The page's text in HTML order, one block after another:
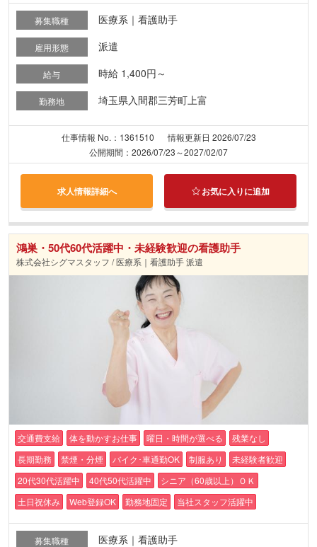
募集職種 医療系｜看護助手
雇用形態 派遣
給与 時給 1,400円～
勤務地 埼玉県入間郡三芳町上富
仕事情報 No.：1361510
情報更新日 2026/07/23
公開期間：2026/07/23～2027/02/07
求人情報詳細へ お気に入りに追加
鴻巣・50代60代活躍中・未経験歓迎の看護助手
株式会社シグマスタッフ / 医療系｜看護助手 派遣
交通費支給 体を動かすお仕事 曜日・時間が選べる
残業なし
長期勤務
禁煙・分煙 バイク･車通勤OK 制服あり
未経験者歓迎
20代30代活躍中
40代50代活躍中
シニア（60歳以上）ＯＫ
土日祝休み
Web登録OK 勤務地固定 当社スタッフ活躍中
募集職種 医療系｜看護助手